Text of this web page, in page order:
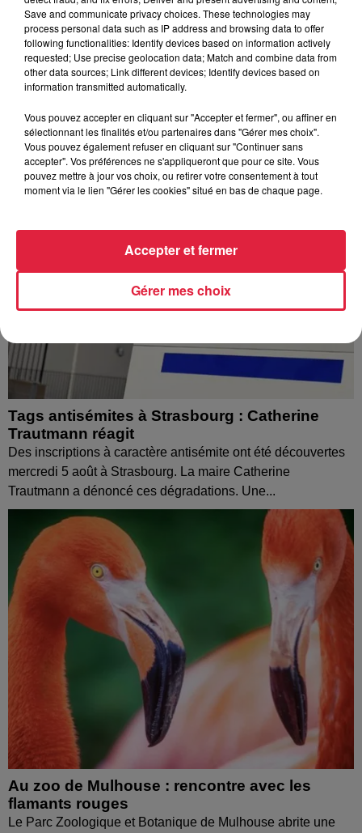
À Hoerdt, de l’eau brune sort des robinets
Depuis plusieurs jours, des habitants de Hoerdt ont vu de
nombreuses interrogations, la municipalité a pris...
Tags antisémites à Strasbourg : Catherine
Trautmann réagit
Des inscriptions à caractère antisémite ont été découvertes
mercredi 5 août à Strasbourg. La maire Catherine
Trautmann a dénoncé ces dégradations. Une...
Au zoo de Mulhouse : rencontre avec les
flamants rouges
Le Parc Zoologique et Botanique de Mulhouse abrite une
Save and communicate privacy choices. These technologies may
process personal data such as IP address and browsing data to offer
following functionalities: Identify devices based on information actively
requested; Use precise geolocation data; Match and combine data from
other data sources; Link different devices; Identify devices based on
information transmitted automatically.
Vous pouvez accepter en cliquant sur "Accepter et fermer", ou affiner en
sélectionnant les finalités et/ou partenaires dans "Gérer mes choix".
Vous pouvez également refuser en cliquant sur "Continuer sans
accepter". Vos préférences ne s'appliqueront que pour ce site. Vous
pouvez mettre à jour vos choix, ou retirer votre consentement à tout
moment via le lien "Gérer les cookies" situé en bas de chaque page.
Gérer mes choix
Accepter et fermer